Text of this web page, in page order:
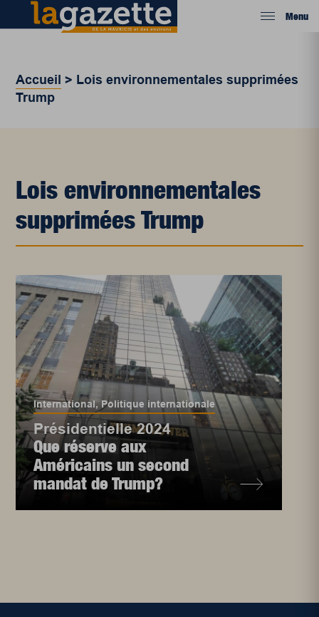
Menu
Accueil > Lois environnementales supprimées
Trump
Lois environnementales
supprimées Trump
International,Politique internationale
Présidentielle 2024
Que réserve aux
Américains un second
mandat de Trump?